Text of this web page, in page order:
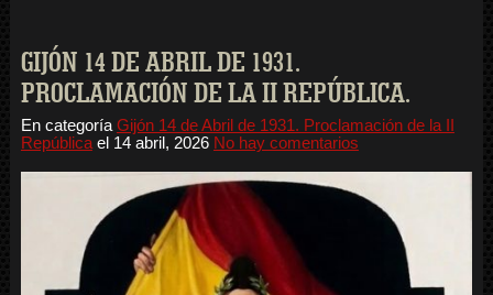
GIJÓN 14 DE ABRIL DE 1931.
PROCLAMACIÓN DE LA II REPÚBLICA.
En categoríaGijón 14 de Abril de 1931. Proclamación de la II
Repúblicael 14 abril, 2026 No hay comentarios